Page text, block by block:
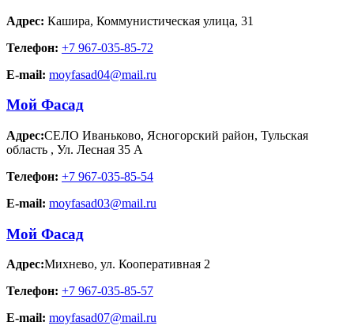
Адрес: Кашира, Коммунистическая улица, 31
Телефон: +7 967-035-85-72
E-mail: moyfasad04@mail.ru
Мой Фасад
Адрес:СЕЛО Иваньково, Ясногорский район, Тульская
область , Ул. Лесная 35 А
Телефон: +7 967-035-85-54
E-mail: moyfasad03@mail.ru
Мой Фасад
Адрес:Михнево, ул. Кооперативная 2
Телефон: +7 967-035-85-57
E-mail: moyfasad07@mail.ru